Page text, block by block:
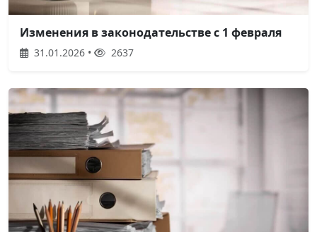
Изменения в законодательстве с 1 февраля
31.01.2026 • 2637